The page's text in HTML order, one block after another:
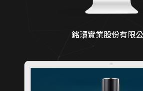
銘環實業股份有限